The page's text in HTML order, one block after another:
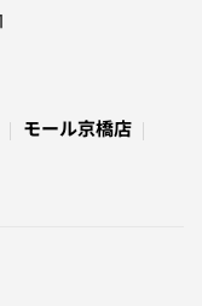
モール京橋店